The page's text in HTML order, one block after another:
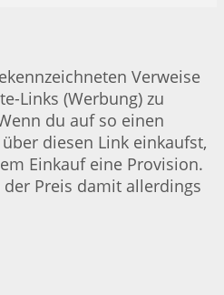
Verweise
Links (Werbung) zu
du auf so einen
diesen Link einkaufst,
Einkauf eine Provision.
Preis damit allerdings